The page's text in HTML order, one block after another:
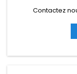
Contactez